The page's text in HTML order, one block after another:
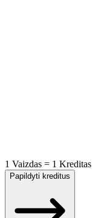
1 Vaizdas = 1 Kreditas
Papildyti kreditus